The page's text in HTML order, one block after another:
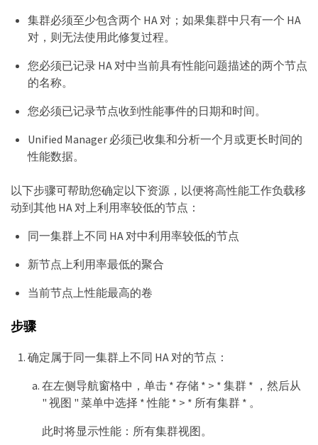
集群必须至少包含两个 HA 对；如果集群中只有一个 HA
对，则无法使用此修复过程。
您必须已记录 HA 对中当前具有性能问题描述的两个节点
的名称。
您必须已记录节点收到性能事件的日期和时间。
Unified Manager 必须已收集和分析一个月或更长时间的
性能数据。
以下步骤可帮助您确定以下资源，以便将高性能工作负载移
动到其他 HA 对上利用率较低的节点：
同一集群上不同 HA 对中利用率较低的节点
新节点上利用率最低的聚合
当前节点上性能最高的卷
步骤
确定属于同一集群上不同 HA 对的节点：
在左侧导航窗格中，单击 * 存储 * > * 集群 * ，然后从
" 视图 " 菜单中选择 * 性能 * > * 所有集群 * 。
此时将显示性能：所有集群视图。